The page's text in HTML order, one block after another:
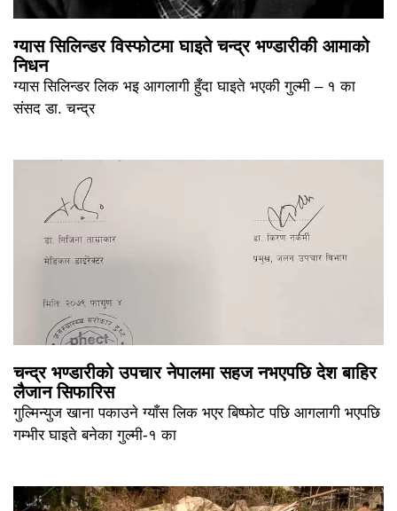
ग्यास सिलिन्डर विस्फोटमा घाइते चन्द्र भण्डारीकी आमाको
निधन
ग्यास सिलिन्डर लिक भइ आगलागी हुँदा घाइते भएकी गुल्मी – १ का
संसद डा. चन्द्र
चन्द्र भण्डारीको उपचार नेपालमा सहज नभएपछि देश बाहिर
लैजान सिफारिस
गुल्मिन्युज खाना पकाउने ग्याँस लिक भएर बिष्फोट पछि आगलागी भएपछि
गम्भीर घाइते बनेका गुल्मी-१ का